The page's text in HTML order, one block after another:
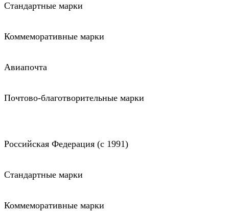
Стандартные марки
Коммеморативные марки
Авиапочта
Почтово-благотворительные марки
Российская Федерация (c 1991)
Стандартные марки
Коммеморативные марки